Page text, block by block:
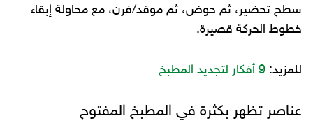
سطح تحضير، ثم حوض، ثم موقد/فرن، مع محاولة إبقاء
خطوط الحركة قصيرة.
للمزيد: 9 أفكار لتجديد المطبخ
عناصر تظهر بكثرة في المطبخ المفتوح